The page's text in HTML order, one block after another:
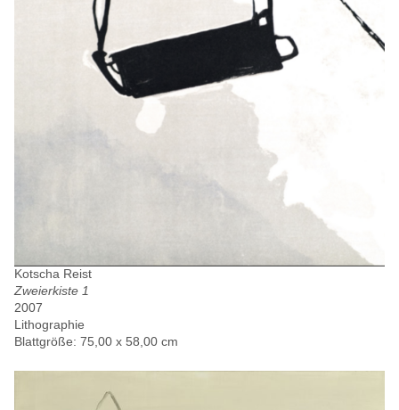
Kotscha Reist
Zweierkiste 1
2007
Lithographie
Blattgröße: 75,00 x 58,00 cm